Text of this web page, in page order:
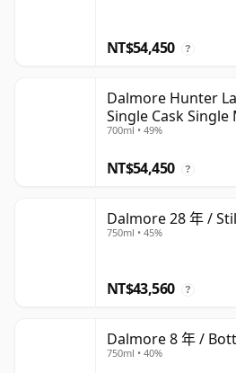
NT$54,450 ?
Dalmore Hunter
Single Cask Single
700ml • 49%
NT$54,450 ?
Dalmore 28 年 /
750ml • 45%
NT$43,560 ?
Dalmore 8 年 /
750ml • 40%